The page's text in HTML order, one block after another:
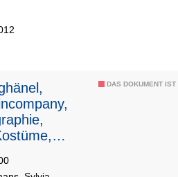
DAS DOKUMENT